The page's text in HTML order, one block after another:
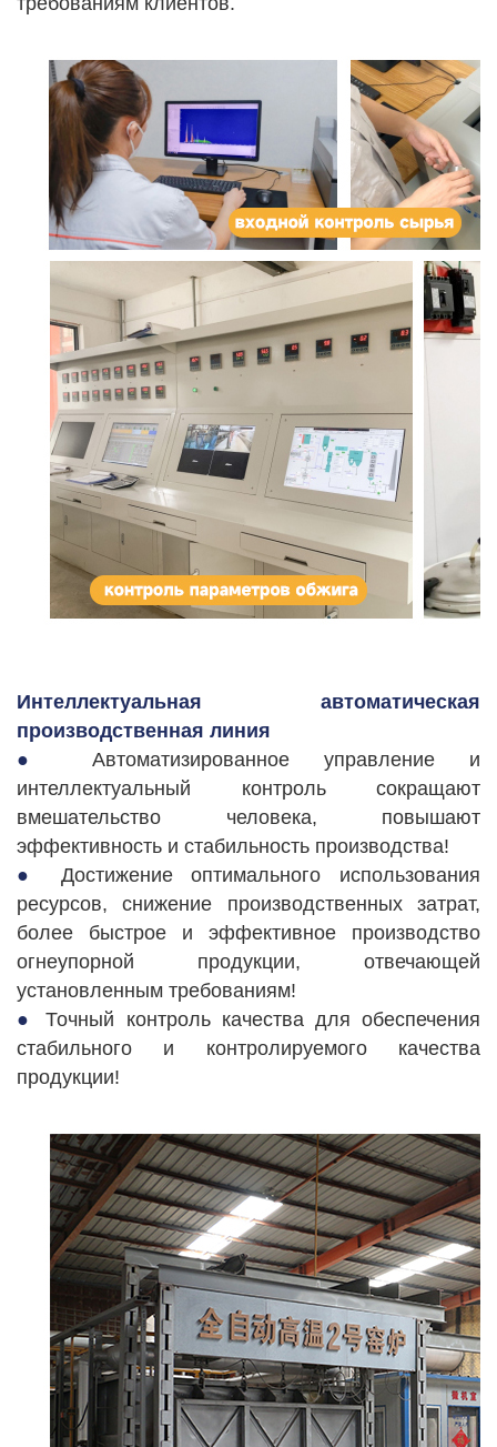
Интеллектуальная автоматическая
производственная линия
●
Автоматизированное управление и
интеллектуальный контроль сокращают
вмешательство человека, повышают
эффективность и стабильность производства!
●
Достижение оптимального использования
ресурсов, снижение производственных затрат,
более быстрое и эффективное производство
огнеупорной продукции, отвечающей
установленным требованиям!
●
Точный контроль качества для обеспечения
стабильного и контролируемого качества
продукции!